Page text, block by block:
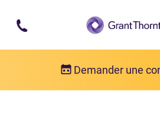
Passer au contenu
Demander une